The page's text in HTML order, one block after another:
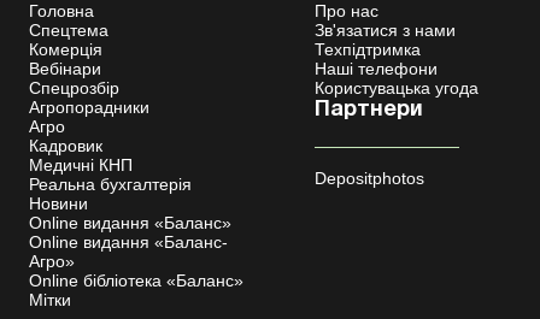
Головна
Спецтема
Комерція
Вебінари
Спецрозбір
Агропорадники
Агро
Кадровик
Медичні КНП
Реальна бухгалтерія
Новини
Online видання «Баланс»
Online видання «Баланс-
Агро»
Online бібліотека «Баланс»
Мітки
Про нас
Зв'язатися з нами
Техпідтримка
Наші телефони
Користувацька угода
Партнери
Depositphotos